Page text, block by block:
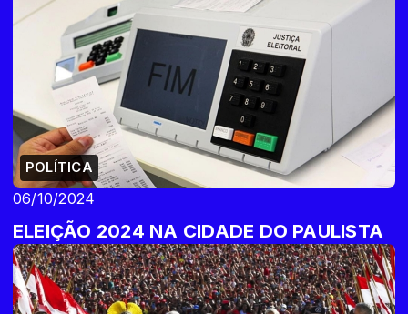
POLÍTICA
06/10/2024
ELEIÇÃO 2024 NA CIDADE DO PAULISTA